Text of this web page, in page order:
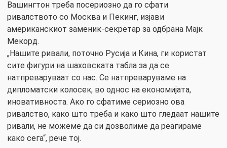
Вашингтон треба посериозно да го сфати
ривалството со Москва и Пекинг, изјави
американскиот заменик-секретар за одбрана Мајк
Мекорд.
„Нашите ривали, поточно Русија и Кина, ги користат
сите фигури на шаховската табла за да се
натпреваруваат со нас. Се натпреваруваме на
дипломатски колосек, во однос на економијата,
иновативноста. Ако го сфатиме сериозно ова
ривалство, како што треба и како што гледаат нашите
ривали, не можеме да си дозволиме да реагираме
како сега“, рече тој.